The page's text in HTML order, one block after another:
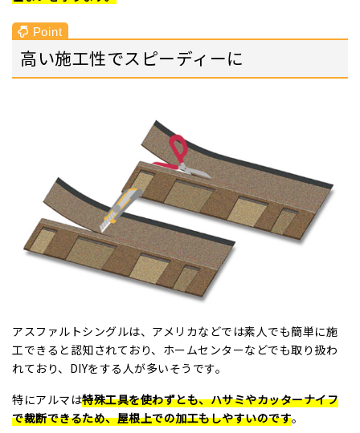
高い施工性でスピーディーに
アスファルトシングルは、アメリカなどでは素人でも簡単に施
工できると認知されており、ホームセンターなどでも取り扱わ
れており、DIYをする人が多いそうです。
特にアルマは特殊工具を使わずとも、ハサミやカッターナイフ
で裁断できるため、屋根上での加工もしやすいのです。